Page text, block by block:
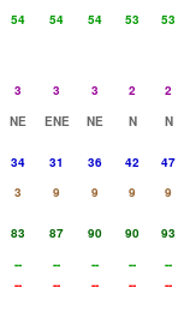
54 54 54 53 53
3 3 3 2 2
NE ENE NE N N
34 31 36 42 47
3 9 9 9 9
83 87 90 90 93
-- -- -- -- --
-- -- -- -- --